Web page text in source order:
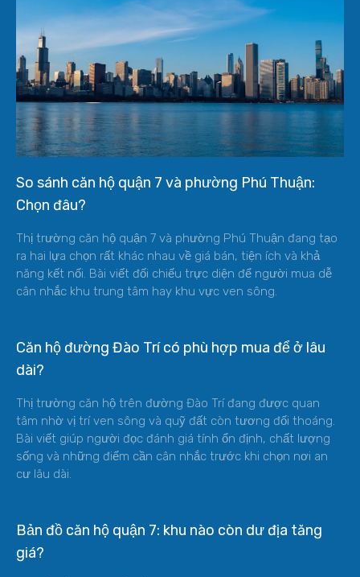
So sánh căn hộ quận 7 và phường Phú Thuận:
Chọn đâu?
Thị trường căn hộ quận 7 và phường Phú Thuận đang tạo
ra hai lựa chọn rất khác nhau về giá bán, tiện ích và khả
năng kết nối. Bài viết đối chiếu trực diện để người mua dễ
cân nhắc khu trung tâm hay khu vực ven sông.
Căn hộ đường Đào Trí có phù hợp mua để ở lâu
dài?
Thị trường căn hộ trên đường Đào Trí đang được quan
tâm nhờ vị trí ven sông và quỹ đất còn tương đối thoáng.
Bài viết giúp người đọc đánh giá tính ổn định, chất lượng
sống và những điểm cần cân nhắc trước khi chọn nơi an
cư lâu dài.
Bản đồ căn hộ quận 7: khu nào còn dư địa tăng
giá?